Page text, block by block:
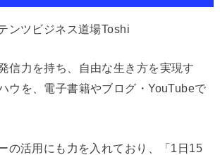
ンツビジネス道場Toshi
信力を持ち、自由な生き方を実現す
ウを、電子書籍やブログ・YouTubeで
の活用にも力を入れており、「1日15